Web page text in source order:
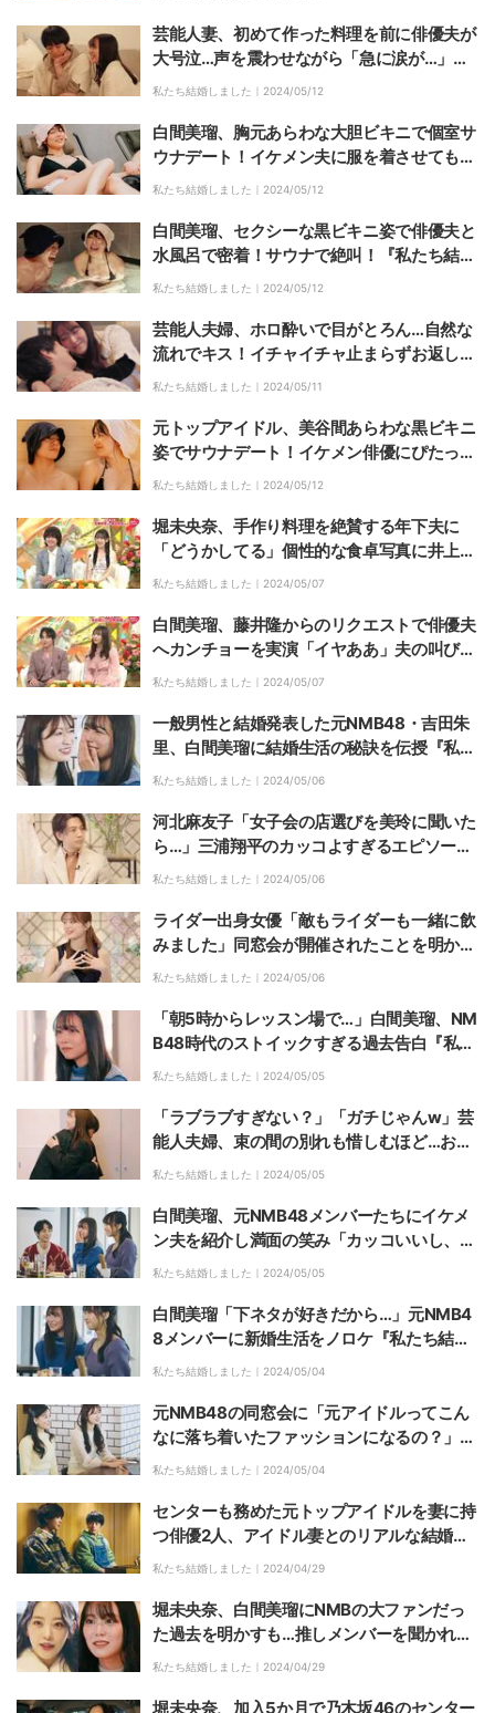
芸能人妻、初めて作った料理を前に俳優夫が
大号泣…声を震わせながら「急に涙が…」
『私たち結婚しました 5』第9話
私たち結婚しました｜ 2024/05/12
白間美瑠、胸元あらわな大胆ビキニで個室サ
ウナデート！イケメン夫に服を着させてもら
い…『私たち結婚しました 5』第9話
私たち結婚しました｜ 2024/05/12
白間美瑠、セクシーな黒ビキニ姿で俳優夫と
水風呂で密着！サウナで絶叫！『私たち結婚
しました 5』第9話
私たち結婚しました｜ 2024/05/12
芸能人夫婦、ホロ酔いで目がとろん…自然な
流れでキス！イチャイチャ止まらずお返しキ
スも『私たち結婚しました 5』第9話
私たち結婚しました｜ 2024/05/11
元トップアイドル、美谷間あらわな黒ビキニ
姿でサウナデート！イケメン俳優にぴたっと
密着…「右向けない」俳優夫が赤面『私たち
私たち結婚しました｜ 2024/05/12
堀未央奈、手作り料理を絶賛する年下夫に
「どうかしてる」個性的な食卓写真に井上咲
楽が大爆笑
私たち結婚しました｜ 2024/05/07
白間美瑠、藤井隆からのリクエストで俳優夫
へカンチョーを実演「イヤああ」夫の叫び声
が響き渡る
私たち結婚しました｜ 2024/05/07
一般男性と結婚発表した元NMB48・吉田朱
里、白間美瑠に結婚生活の秘訣を伝授『私た
ち結婚しました 5』第8話
私たち結婚しました｜ 2024/05/06
河北麻友子「女子会の店選びを美玲に聞いた
ら…」三浦翔平のカッコよすぎるエピソード
を暴露しスタジオびっくり！『私たち結婚し
私たち結婚しました｜ 2024/05/06
ライダー出身女優「敵もライダーも一緒に飲
みました」同窓会が開催されたことを明かす
『私たち結婚しました 5』第8話
私たち結婚しました｜ 2024/05/06
「朝5時からレッスン場で…」白間美瑠、NM
B48時代のストイックすぎる過去告白『私た
ち結婚しました 5』第8話
私たち結婚しました｜ 2024/05/05
「ラブラブすぎない？」「ガチじゃんw」芸
能人夫婦、束の間の別れも惜しむほど…お出
かけする妻を抱きしめて離さない夫に視聴者
私たち結婚しました｜ 2024/05/05
白間美瑠、元NMB48メンバーたちにイケメ
ン夫を紹介し満面の笑み「カッコいいし、自
慢やんな」スタジオも納得『私たち結婚しま
私たち結婚しました｜ 2024/05/05
白間美瑠「下ネタが好きだから…」元NMB4
8メンバーに新婚生活をノロケ『私たち結婚
しました 5』第8話
私たち結婚しました｜ 2024/05/04
元NMB48の同窓会に「元アイドルってこん
なに落ち着いたファッションになるの？」現
在の姿にサバンナ高橋が驚き『私たち結婚し
私たち結婚しました｜ 2024/05/04
センターも務めた元トップアイドルを妻に持
つ俳優2人、アイドル妻とのリアルな結婚生
活明かす『私たち結婚しました 5』第7話
私たち結婚しました｜ 2024/04/29
堀未央奈、白間美瑠にNMBの大ファンだっ
た過去を明かすも…推しメンバーを聞かれ気
まずい空気に『私たち結婚しました 5』第7
私たち結婚しました｜ 2024/04/29
堀未央奈、加入5か月で乃木坂46のセンター